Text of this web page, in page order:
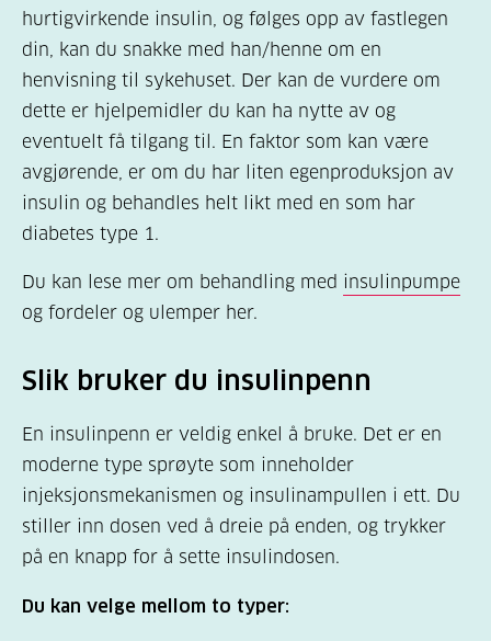
hurtigvirkende insulin, og følges opp av fastlegen
din, kan du snakke med han/henne om en
henvisning til sykehuset. Der kan de vurdere om
dette er hjelpemidler du kan ha nytte av og
eventuelt få tilgang til. En faktor som kan være
avgjørende, er om du har liten egenproduksjon av
insulin og behandles helt likt med en som har
diabetes type 1.
Du kan lese mer om behandling med insulinpumpe
og fordeler og ulemper her.
Slik bruker du insulinpenn
En insulinpenn er veldig enkel å bruke. Det er en
moderne type sprøyte som inneholder
injeksjonsmekanismen og insulinampullen i ett. Du
stiller inn dosen ved å dreie på enden, og trykker
på en knapp for å sette insulindosen.
Du kan velge mellom to typer: